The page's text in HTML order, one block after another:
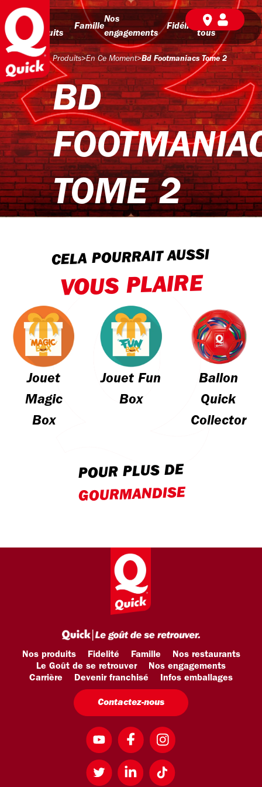
Nos
produits
Famille
Nos
engagements
Fidélité
BD pour
tous
Produits>En Ce Moment>Bd Footmaniacs Tome 2
BD
TOME 2
CELA POURRAIT AUSSI
VOUS PLAIRE
Jouet
Magic
Box
Jouet Fun
Box
Ballon
Quick
Collector
POUR PLUS DE
GOURMANDISE
Nos produits Fidelité Famille
Nos restaurants
Le Goût de se retrouver
Nos engagements
Carrière
Devenir franchisé Infos emballages
Contactez-nous